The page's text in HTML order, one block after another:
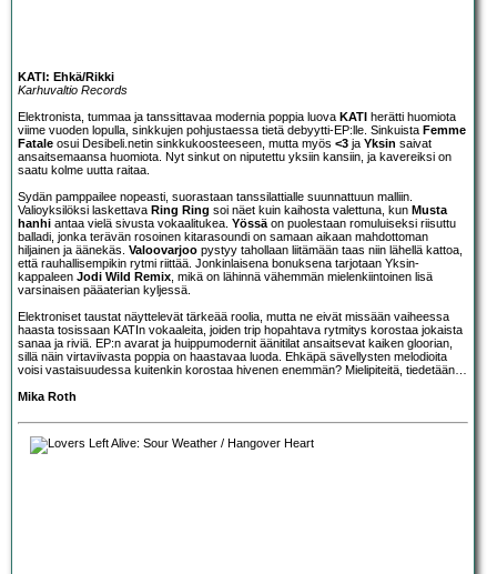
KATI: Ehkä/Rikki
Karhuvaltio Records
Elektronista, tummaa ja tanssittavaa modernia poppia luova KATI herätti huomiota
viime vuoden lopulla, sinkkujen pohjustaessa tietä debyytti-EP:lle. Sinkuista Femme
Fatale osui Desibeli.netin sinkkukoosteeseen, mutta myös <3 ja Yksin saivat
ansaitsemaansa huomiota. Nyt sinkut on niputettu yksiin kansiin, ja kavereiksi on
saatu kolme uutta raitaa.
Sydän pamppailee nopeasti, suorastaan tanssilattialle suunnattuun malliin.
Valioyksilöksi laskettava Ring Ring soi näet kuin kaihosta valettuna, kun Musta
hanhi antaa vielä sivusta vokaalitukea. Yössä on puolestaan romuluiseksi riisuttu
balladi, jonka terävän rosoinen kitarasoundi on samaan aikaan mahdottoman
hiljainen ja äänekäs. Valoovarjoo pystyy tahollaan liitämään taas niin lähellä kattoa,
että rauhallisempikin rytmi riittää. Jonkinlaisena bonuksena tarjotaan Yksin-
kappaleen Jodi Wild Remix , mikä on lähinnä vähemmän mielenkiintoinen lisä
varsinaisen pääaterian kyljessä.
Elektroniset taustat näyttelevät tärkeää roolia, mutta ne eivät missään vaiheessa
haasta tosissaan KATIn vokaaleita, joiden trip hopahtava rytmitys korostaa jokaista
sanaa ja riviä. EP:n avarat ja huippumodernit äänitilat ansaitsevat kaiken gloorian,
sillä näin virtaviivasta poppia on haastavaa luoda. Ehkäpä sävellysten melodioita
voisi vastaisuudessa kuitenkin korostaa hivenen enemmän? Mielipiteitä, tiedetään…
Mika Roth